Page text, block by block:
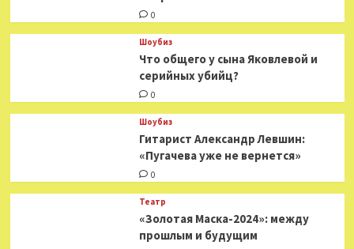
0
Шоубиз
Что общего у сына Яковлевой и
серийных убийц?
0
Шоубиз
Гитарист Александр Левшин:
«Пугачева уже не вернется»
0
Театр
«Золотая Маска-2024»: между
прошлым и будущим